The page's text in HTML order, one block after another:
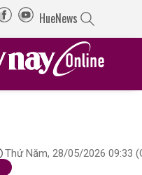
HueNews
Thứ Năm, 28/05/2026 09:33